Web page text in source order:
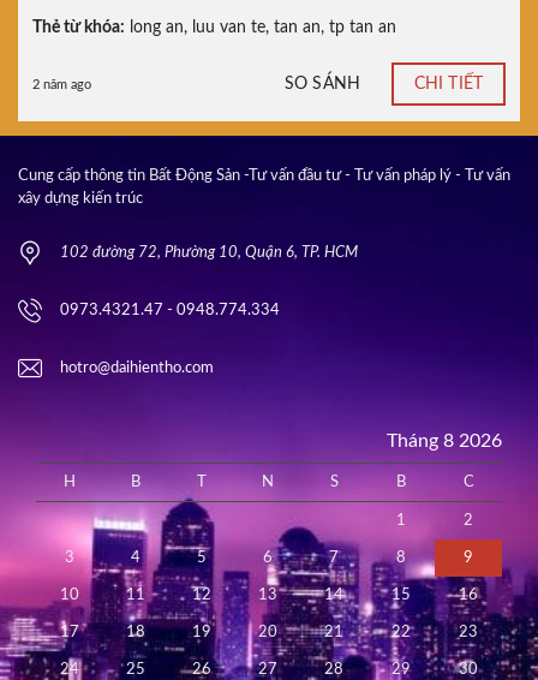
Thẻ từ khóa: long an, luu van te, tan an, tp tan an
2 năm ago SO SÁNH CHI TIẾT
Cung cấp thông tin Bất Động Sản -Tư vấn đầu tư - Tư vấn pháp lý - Tư vấn
xây dựng kiến trúc
102 đường 72, Phường 10, Quận 6, TP. HCM
0973.4321.47 - 0948.774.334
hotro@daihientho.com
Tháng 8 2026
H B N S B C
1 2
3 4 5 6 7 8 9
10 11 12 13 14 15 16
17 18 19 20 21 22 23
24 25 26 27 28 29 30